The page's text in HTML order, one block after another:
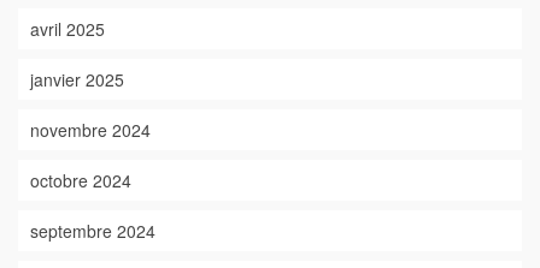
avril 2025
janvier 2025
novembre 2024
octobre 2024
septembre 2024